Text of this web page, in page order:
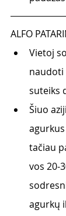
ALFO
Vietoj
naudoti
suteiks
Šiuo
tačiau
vos 20-
agurkų